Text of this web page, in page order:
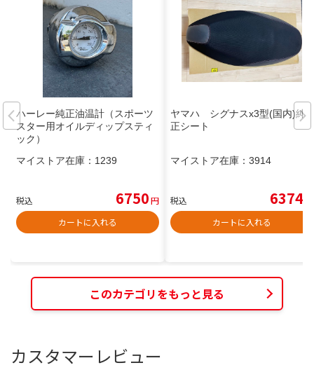
ハーレー純正油温計（スポーツ
スター用オイルディップスティ
ック）
マイストア在庫： 1239
税込 6750円
カートに入れる
ヤマハ シグナスx3型(国内)純
正シート
マイストア在庫： 3914
税込 6374
カートに入れる
このカテゴリをもっと見る
カスタマーレビュー